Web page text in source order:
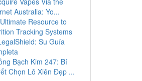
Australia: Yo...
Resource to
Tracking Systems
Su Guía
Bạch Kim 247: Bí
Chọn Lô Xiên Đẹp ...